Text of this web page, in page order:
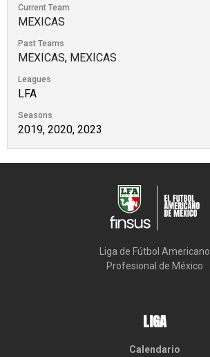
Current Team
MEXICAS
Past Teams
MEXICAS, MEXICAS
Leagues
LFA
Seasons
2019, 2020, 2023
Liga de Fútbol Americano
Profesional de México
LIGA
Calendario